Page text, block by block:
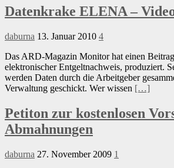
Datenkrake ELENA –
daburna 13. Januar 2010 4
Das ARD-Magazin Monitor hat einen
elektronischer Entgeltnachweis, produziert.
werden Daten durch die Arbeitgeber
Verwaltung geschickt. Wer wissen […]
Petiton zur kostenlosen
Abmahnungen
daburna 27. November 2009 1